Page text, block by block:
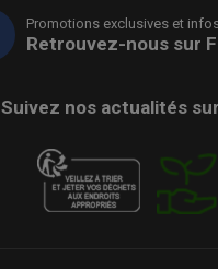
Promotions exclusives et
Retrouvez-nous sur
Suivez nos actualités